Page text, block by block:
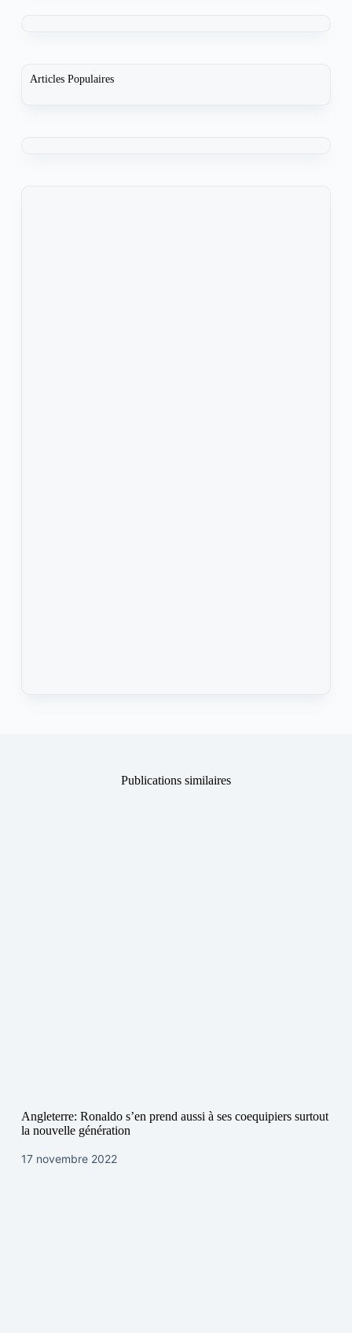
Articles Populaires
Publications similaires
Angleterre: Ronaldo s’en prend aussi à ses coequipiers surtout
la nouvelle génération
17 novembre 2022